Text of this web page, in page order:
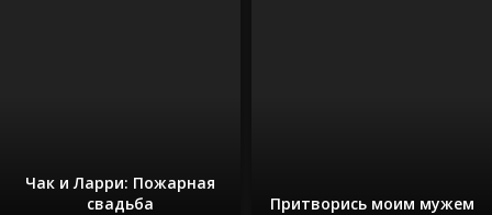
Чак и Ларри: Пожарная
свадьба
Притворись моим мужем